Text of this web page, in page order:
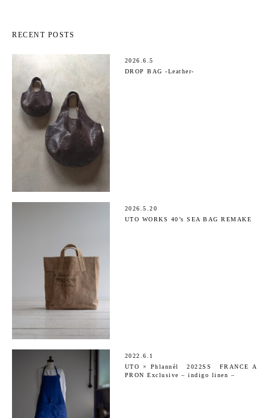
RECENT POSTS
2026.6.5
DROP BAG -Leather-
2026.5.20
UTO WORKS 40’s SEA BAG REMAKE
2022.6.1
UTO × Phlannèl 2022SS FRANCE A
PRON Exclusive – indigo linen –